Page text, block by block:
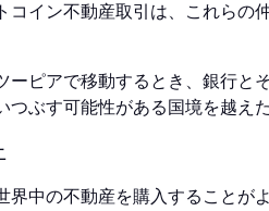
コイン不動産取引は、これらの
ーピアで移動するとき、銀行と
ぶす可能性がある国境を越え
界中の不動産を購入すること